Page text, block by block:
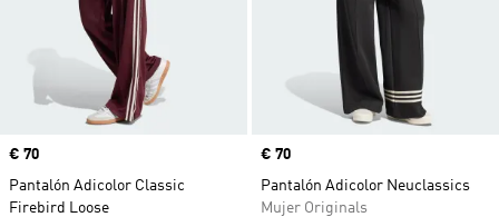
Precio
€ 70
Pantalón Adicolor Classic
Firebird Loose
Precio
€ 70
Pantalón Adicolor Neuclassics
Mujer Originals